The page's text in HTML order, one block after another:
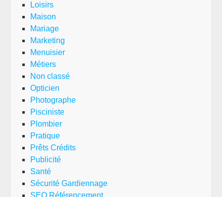
Loisirs
Maison
Mariage
Marketing
Menuisier
Métiers
Non classé
Opticien
Photographe
Pisciniste
Plombier
Pratique
Prêts Crédits
Publicité
Santé
Sécurité Gardiennage
SEO Référencement